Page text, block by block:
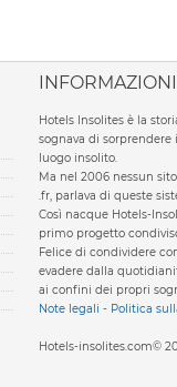
INFORMAZIONI
Hotels Insolites è la
sognava di
luogo insolito.
Ma nel 2006 nessun
.fr, parlava di queste
Così nacque Hotels-
primo progetto
Felice di condividere
evadere dalla
ai confini dei propri
Note legali - Politica
Hotels-insolites.com©